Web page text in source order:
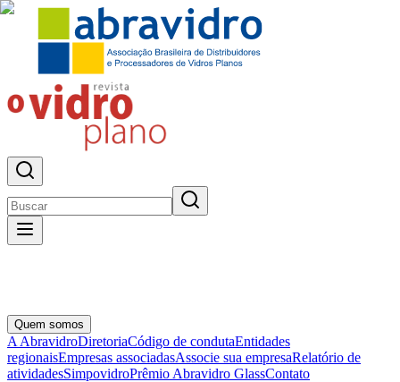
Quem somos
A AbravidroDiretoriaCódigo de condutaEntidades
regionaisEmpresas associadasAssocie sua empresaRelatório de
atividadesSimpovidroPrêmio Abravidro GlassContato